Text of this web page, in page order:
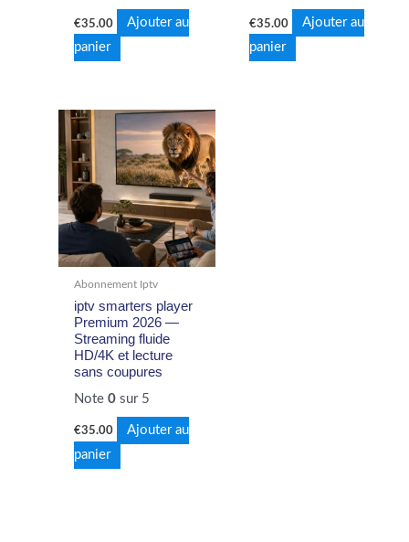
€35.00
Ajouter au
panier
€35.00
Ajouter au
panier
Abonnement Iptv
iptv smarters player
Premium 2026 —
Streaming fluide
HD/4K et lecture
sans coupures
Note0 sur 5
€35.00
Ajouter au
panier